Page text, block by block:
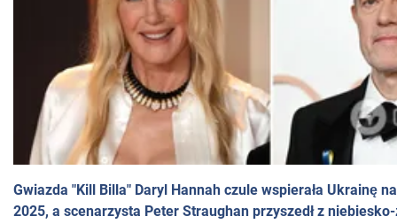
Gwiazda "Kill Billa" Daryl Hannah czule wspierała Ukrainę
2025, a scenarzysta Peter Straughan przyszedł z